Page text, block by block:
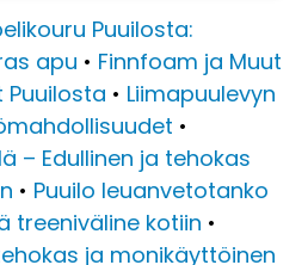
Puuilosta:
apu • Finnfoam ja Muut
Puuilosta • Liimapuulevyn
•
– Edullinen ja tehokas
• Puuilo leuanvetotanko
treeniväline kotiin •
ja monikäyttöinen